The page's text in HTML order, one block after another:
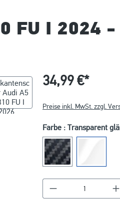
FU I 2024
34,99 €*
Preise inkl. MwSt. zzgl.
Farbe : Transparent
Produkt